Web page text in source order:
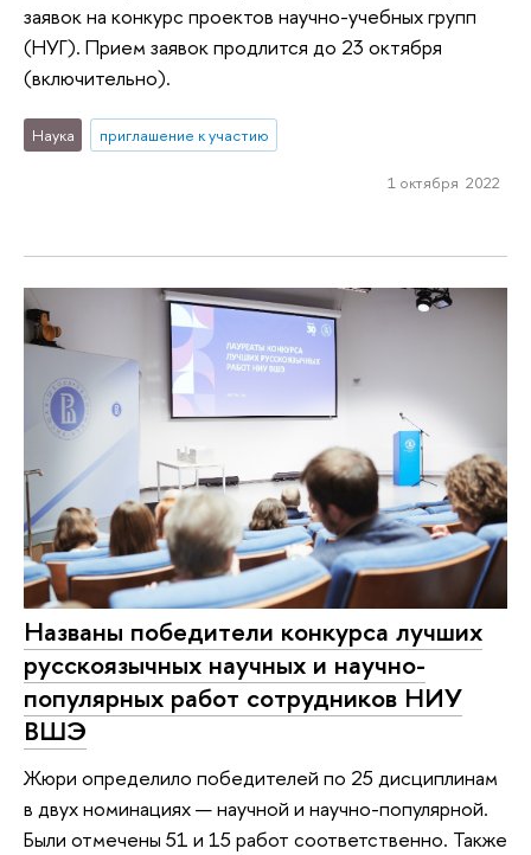
заявок на конкурс проектов научно-учебных групп
(НУГ). Прием заявок продлится до 23 октября
(включительно).
Наука приглашение к участию
1 октября 2022
Названы победители конкурса лучших
русскоязычных научных и научно-
популярных работ сотрудников НИУ
ВШЭ
Жюри определило победителей по 25 дисциплинам
в двух номинациях — научной и научно-популярной.
Были отмечены 51 и 15 работ соответственно. Также